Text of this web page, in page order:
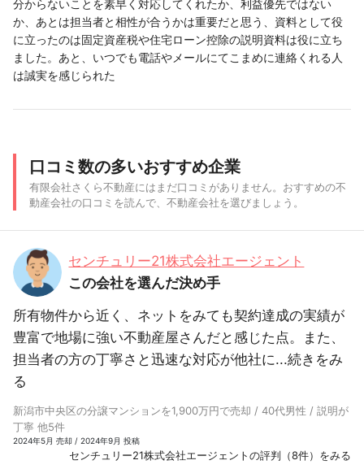
分からないことを素早く対応してくれたか、利益優先ではない
か、あとは担当者と相性が合うかは重要だと思う、資料として役
に立ったのは固定資産税や住宅ローン控除の説明資料は役に立ち
ました。あと、いつでも電話やメールにてこまめに連絡くれる人
は誠実を感じられた
口コミ数の多いおすすめ企業
有限会社さくら不動産にはまだ口コミがありません。おすすめの不
動産会社の口コミを読んで、不動産会社を選びましょう。
センチュリー21株式会社エージェント
この会社を選んだ決め手
所有物件から近く、ネットをみても契約達成の実績が
豊富で地場に強い不動産屋さんだと感じた点。また、
担当者の方の丁寧さと迅速な対応が他社に...続きをみ
る
新潟市中央区の分譲マンションを1,900万円で売却 / 40代男性 / 説明が
丁寧 他5件
2024年5月 売却 / 2024年9月 投稿
センチュリー21株式会社エージェントの評判（8件）をみる